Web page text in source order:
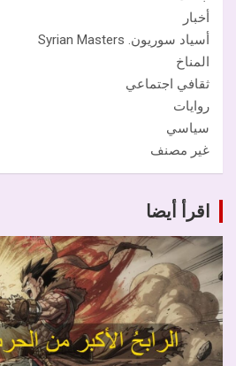
أخبار
أسياد سوريون. Syrian Masters
المناخ
ثقافي اجتماعي
روايات
سياسي
غير مصنف
اقرأ أيضا